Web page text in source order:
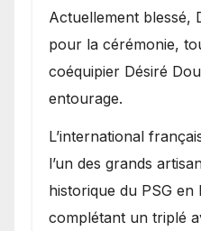
Actuellement blessé,
pour la cérémonie,
coéquipier Désiré
entourage.
L’international
l’un des grands
historique du PSG en
complétant un triplé